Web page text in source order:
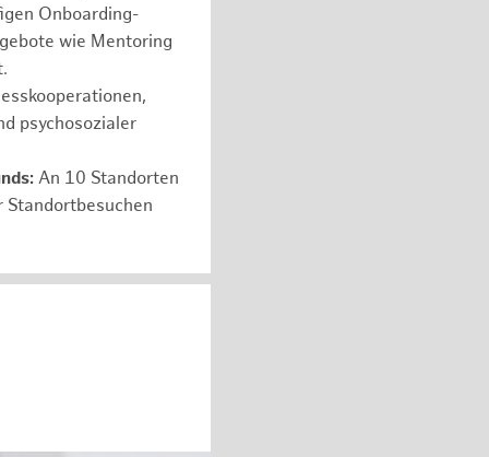
Onboarding-
wie Mentoring
psychosozialer
An 10 Standorten
Standortbesuchen